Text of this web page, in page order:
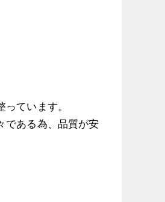
ています。
である為、品質が安